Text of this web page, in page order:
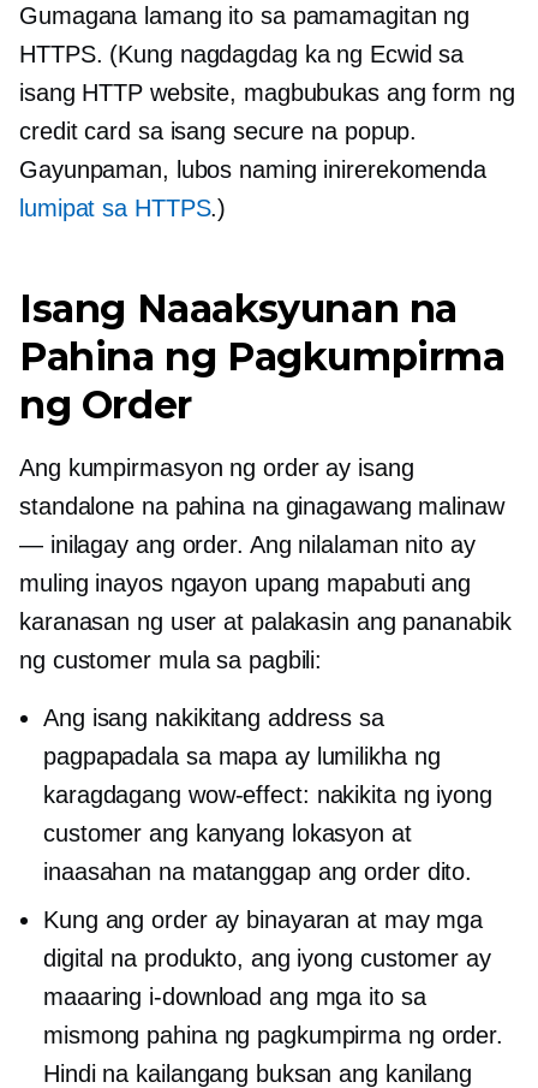
Gumagana lamang ito sa pamamagitan ng
HTTPS. (Kung nagdagdag ka ng Ecwid sa
isang HTTP website, magbubukas ang form ng
credit card sa isang secure na popup.
Gayunpaman, lubos naming inirerekomenda
lumipat sa HTTPS.)
Isang Naaaksyunan na
Pahina ng Pagkumpirma
ng Order
Ang kumpirmasyon ng order ay isang
standalone na pahina na ginagawang malinaw
— inilagay ang order. Ang nilalaman nito ay
muling inayos ngayon upang mapabuti ang
karanasan ng user at palakasin ang pananabik
ng customer mula sa pagbili:
Ang isang nakikitang address sa
pagpapadala sa mapa ay lumilikha ng
karagdagang wow-effect: nakikita ng iyong
customer ang kanyang lokasyon at
inaasahan na matanggap ang order dito.
Kung ang order ay binayaran at may mga
digital na produkto, ang iyong customer ay
maaaring i-download ang mga ito sa
mismong pahina ng pagkumpirma ng order.
Hindi na kailangang buksan ang kanilang